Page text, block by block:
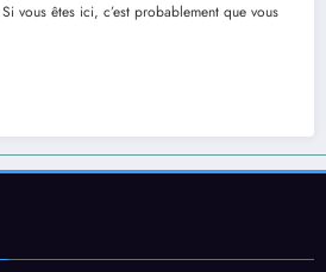
vous êtes ici, c’est probablement que vous